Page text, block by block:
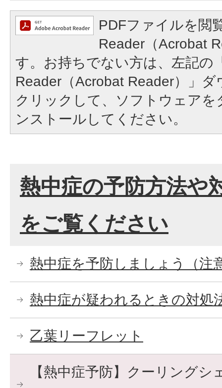
PDFファイルを閲
Reader（Acrobat
す。お持ちでない方は、左記の
Reader（Acrobat Reader）」
クリックして、ソフトウェア
ンストールしてください。
熱中症の予防方法や
をご覧ください
熱中症を予防しましょう（注
熱中症が疑われるときの対処
乙葉リーフレット
【熱中症予防】クーリング